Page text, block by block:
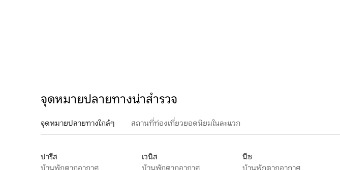
จุดหมายปลายทางน่าสำรวจ
จุดหมายปลายทางใกล้ๆ สถานที่ท่องเที่ยวยอดนิยมในละแวก
ปารีส
บ้านพักตากอากาศ
เวนิส
บ้านพักตากอากาศ
นีซ
บ้านพักตากอากาศ